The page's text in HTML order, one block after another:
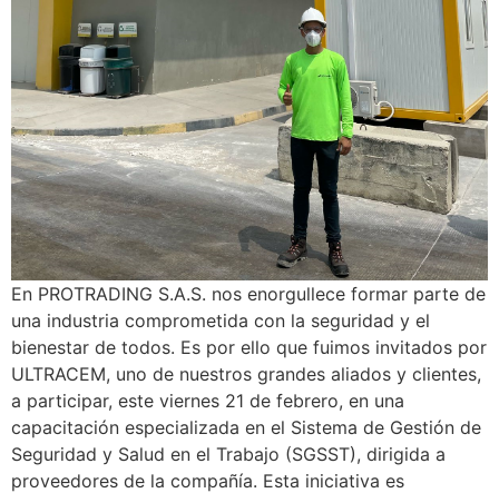
En PROTRADING S.A.S. nos enorgullece formar parte de
una industria comprometida con la seguridad y el
bienestar de todos. Es por ello que fuimos invitados por
ULTRACEM, uno de nuestros grandes aliados y clientes,
a participar, este viernes 21 de febrero, en una
capacitación especializada en el Sistema de Gestión de
Seguridad y Salud en el Trabajo (SGSST), dirigida a
proveedores de la compañía. Esta iniciativa es